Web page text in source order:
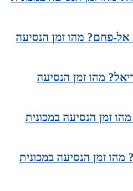
פחם? מהו זמן הנסיעה
מהו זמן הנסיעה
זמן הנסיעה במכונית
זמן הנסיעה במכונית